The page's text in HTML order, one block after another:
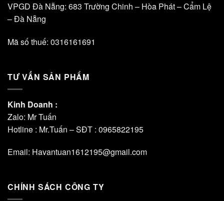
VPGD Đà Nẵng: 683 Trường Chinh – Hòa Phát – Cẩm Lệ
– Đà Nẵng
Mã số thuế: 0316161691
TƯ VẤN SẢN PHẨM
Kinh Doanh :
Zalo: Mr Tuấn
Hotline : Mr.Tuấn – SĐT : 0965822195
Email: Havantuan1612195@gmail.com
CHÍNH SÁCH CÔNG TY